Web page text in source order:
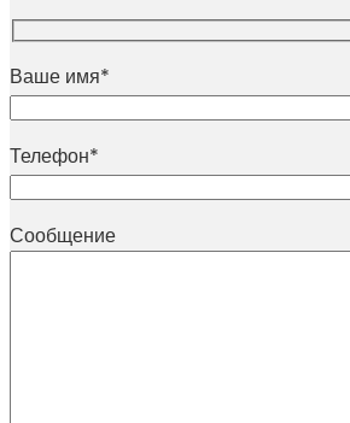
Ваше имя*
Телефон*
Сообщение